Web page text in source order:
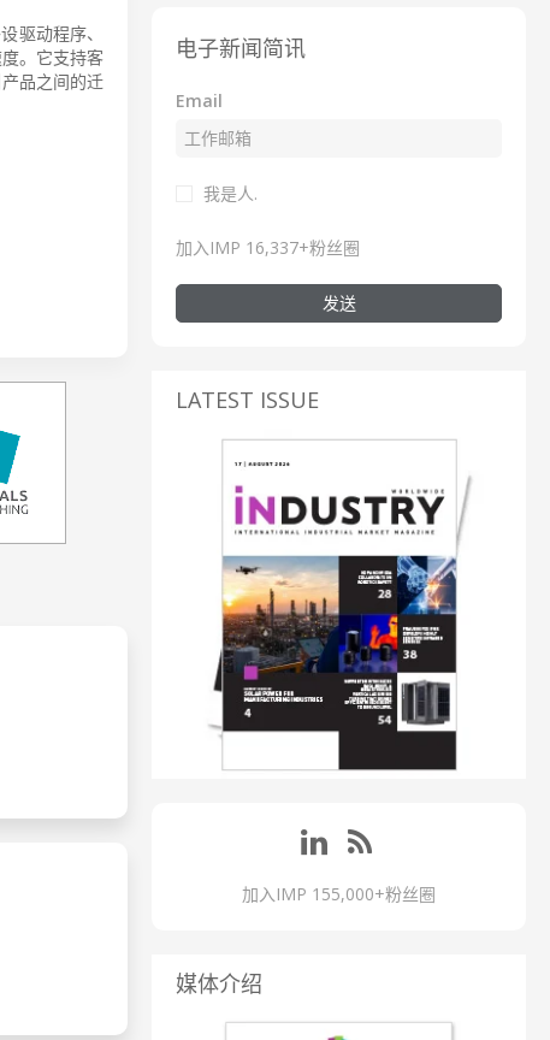
驱动程序、
。它支持客
品之间的迁
电子新闻简讯
Email
我是人.
加入IMP 16,337+粉丝圈
发送
LATEST ISSUE
加入IMP 155,000+粉丝圈
媒体介绍